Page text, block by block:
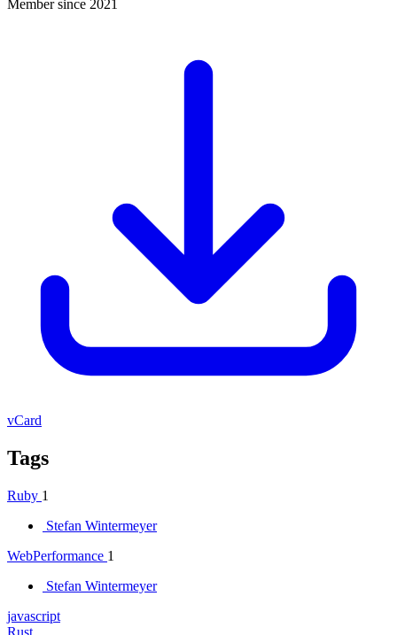
Member since 2021
vCard
Tags
Ruby 1
Stefan Wintermeyer
WebPerformance 1
Stefan Wintermeyer
javascript
Rust